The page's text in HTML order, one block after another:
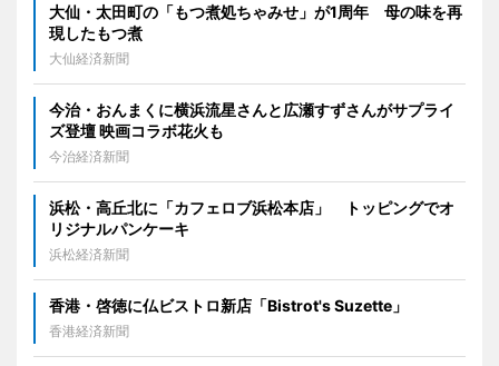
大仙・太田町の「もつ煮処ちゃみせ」が1周年 母の味を再
現したもつ煮
大仙経済新聞
今治・おんまくに横浜流星さんと広瀬すずさんがサプライ
ズ登壇 映画コラボ花火も
今治経済新聞
浜松・高丘北に「カフェロブ浜松本店」 トッピングでオ
リジナルパンケーキ
浜松経済新聞
香港・啓徳に仏ビストロ新店「Bistrot's Suzette」
香港経済新聞